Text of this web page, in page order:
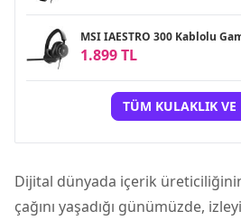
MSI IAESTRO 300
1.899 TL
TÜM KULAKLIK VE
Dijital dünyada içerik üreticiliğinin
çağını yaşadığı günümüzde,